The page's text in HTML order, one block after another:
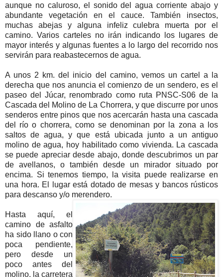
aunque no caluroso, el sonido del agua corriente abajo y
abundante vegetación en el cauce. También insectos,
muchas abejas y alguna infeliz culebra muerta por el
camino. Varios carteles no irán indicando los lugares de
mayor interés y algunas fuentes a lo largo del recorrido nos
servirán para reabastecernos de agua.
A unos 2 km. del inicio del camino, vemos un cartel a la
derecha que nos anuncia el comienzo de un sendero, es el
paseo del Júcar, renombrado como ruta PNSC-S06 de la
Cascada del Molino de La Chorrera, y que discurre por unos
senderos entre pinos que nos acercarán hasta una cascada
del río o chorrera, como se denominan por la zona a los
saltos de agua, y que está ubicada junto a un antiguo
molino de agua, hoy habilitado como vivienda. La cascada
se puede apreciar desde abajo, donde descubrimos un par
de avellanos, o también desde un mirador situado por
encima. Si tenemos tiempo, la visita puede realizarse en
una hora. El lugar está dotado de mesas y bancos rústicos
para descanso y/o merendero.
Hasta aquí, el
camino de asfalto
ha sido llano o con
poca pendiente,
pero desde un
poco antes del
molino, la carretera